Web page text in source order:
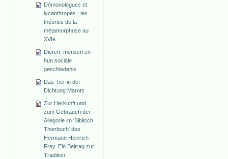
Démonologues et
lycanthropes : les
théories de la
métamorphose au
XVIe
Dieren, mensen en
hun sociale
geschiedenis
Das Tier in der
Dichtung Marots
Zur Herkunft und
zum Gebrauch der
Allegorie im 'Biblisch
Thierbuch' des
Hermann Heinrich
Frey. Ein Beitrag zur
Tradition